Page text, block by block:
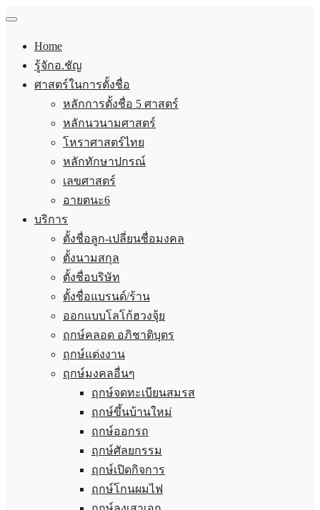
Home
รู้จักอ.ชัญ
ศาสตร์ในการตั้งชื่อ
หลักการตั้งชื่อ 5 ศาสตร์
หลักนวนามศาสตร์
โหราศาสตร์ไทย
หลักทักษาปกรณ์
เลขศาสตร์
อายตนะ6
บริการ
ตั้งชื่อลูก-เปลี่ยนชื่อมงคล
ตั้งนามสกุล
ตั้งชื่อบริษัท
ตั้งชื่อแบรนด์/ร้าน
ออกแบบโลโก้ฮวงจุ้ย
ฤกษ์คลอด อภิชาติบุตร
ฤกษ์แต่งงาน
ฤกษ์มงคลอื่นๆ
ฤกษ์จดทะเบียนสมรส
ฤกษ์ขึ้นบ้านใหม่
ฤกษ์ออกรถ
ฤกษ์ศัลยกรรม
ฤกษ์เปิดกิจการ
ฤกษ์โกนผมไฟ